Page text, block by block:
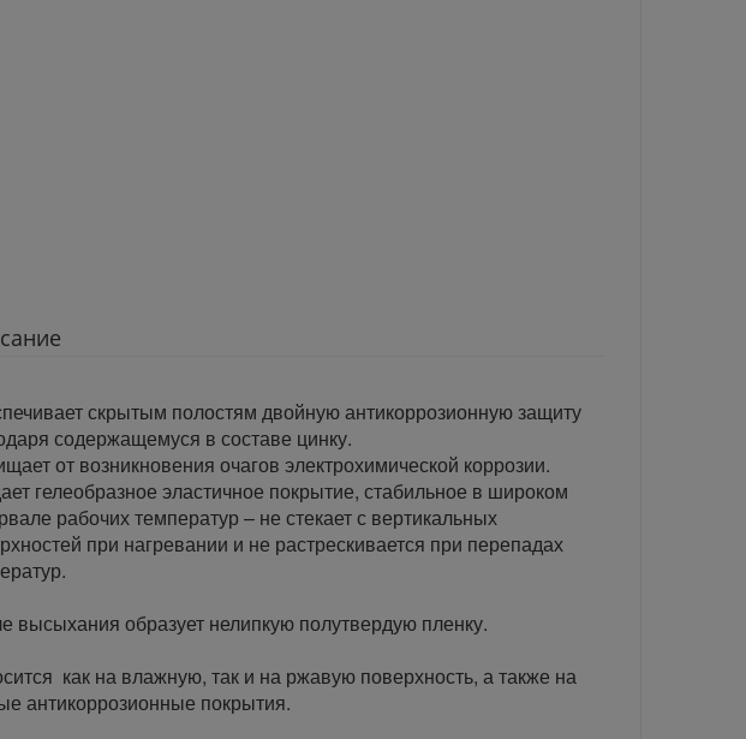
скрытым полостям двойную антикоррозионную защиту
содержащемуся в составе цинку.
от возникновения очагов электрохимической коррозии.
гелеобразное эластичное покрытие, стабильное в широком
рабочих температур – не стекает с вертикальных
при нагревании и не растрескивается при перепадах
высыхания образует нелипкую полутвердую пленку.
как на влажную, так и на ржавую поверхность, а также на
антикоррозионные покрытия.